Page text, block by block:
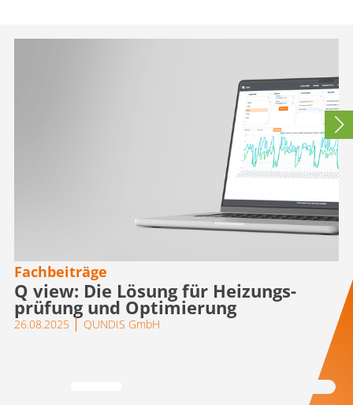
Fachbeiträge
Q view: Die Lösung für Heizungs­
prüfung und Optimierung
26.08.2025 QUNDIS GmbH